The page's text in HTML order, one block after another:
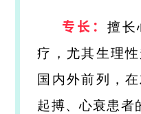
专长： 擅长
疗，尤其生理
国内外前列，
起搏、心衰患者